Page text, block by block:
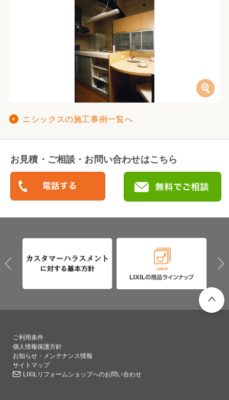
ニシックスの施工事例一覧へ
お見積・ご相談・お問い合わせはこちら
ご利用条件
個人情報保護方針
お知らせ・メンテナンス情報
サイトマップ
LIXILリフォームショップへのお問い合わせ